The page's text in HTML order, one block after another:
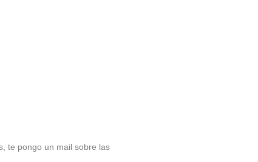
te pongo un mail sobre las